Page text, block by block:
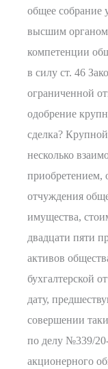
общее собрание
высшим
компетенции
в силу ст. 46
ограниченной
одобрение
сделка?
несколько
приобретением,
отчуждения
имущества,
двадцати пяти
активов
бухгалтерской
дату,
совершении
по делу №339/
акционерного